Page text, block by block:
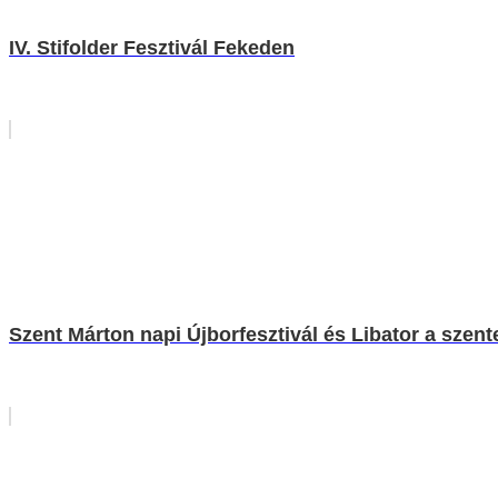
IV. Stifolder Fesztivál Fekeden
Szent Márton napi Újborfesztivál és Libator a